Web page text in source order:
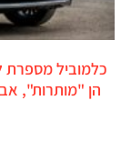
כלמוביל מספרת
הן "מותרות",